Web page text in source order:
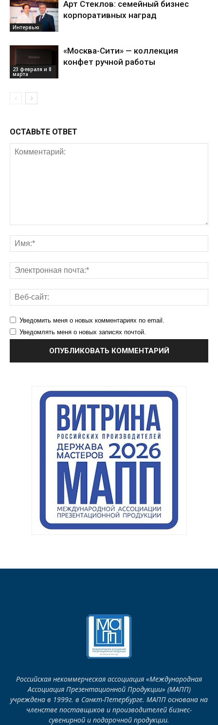
Интервью
Арт Стеклов: семейный бизнес
корпоративных наград
23 февраля и 8
марта
«Москва-Сити» — коллекция
конфет ручной работы
ОСТАВЬТЕ ОТВЕТ
Уведомить меня о новых комментариях по email.
Уведомлять меня о новых записях почтой.
Российская некоммерческая ассоциация «Международная
Ассоциация Презентационной Продукции» (МАПП)
учреждена в 1999г. в Санкт-Петербурге. МАПП основана на
членстве поставщиков и производителей бизнес-
сувенирной и подарочной продукции.